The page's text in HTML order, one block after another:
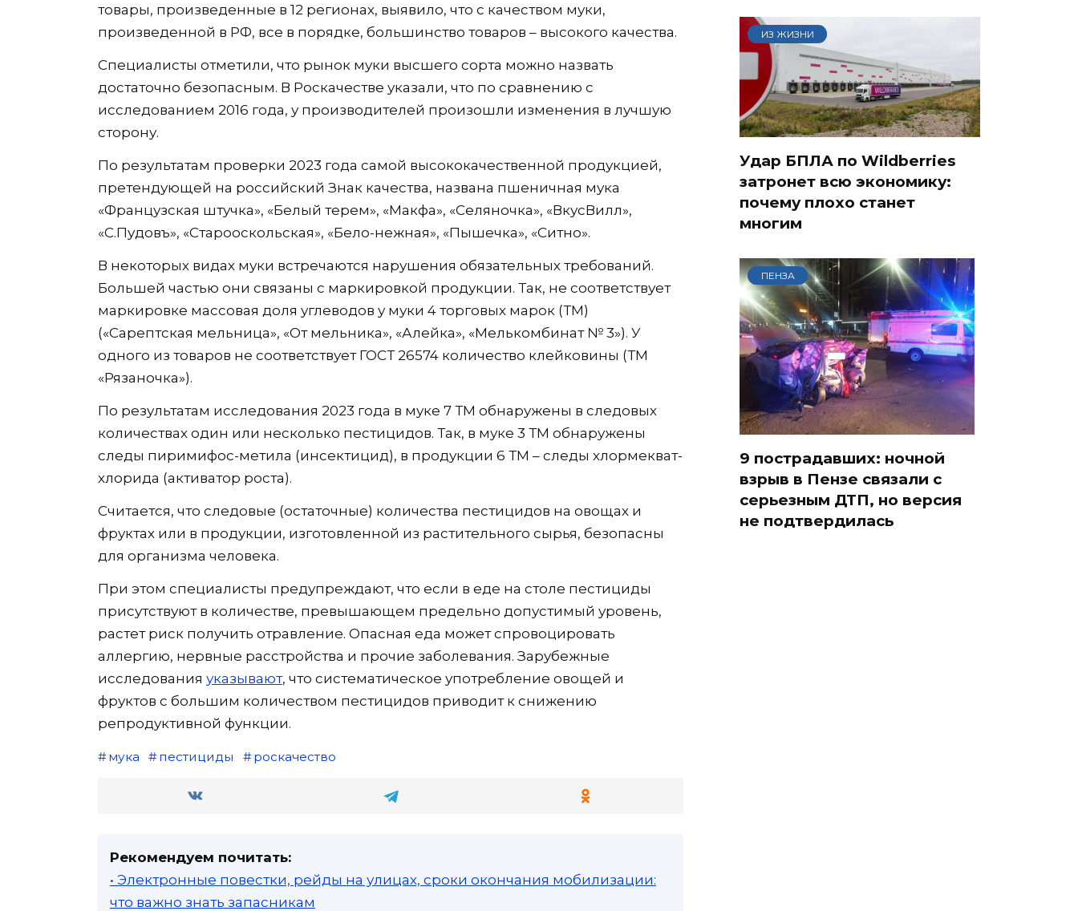
товары, произведенные в 12 регионах, выявило, что с качеством муки,
произведенной в РФ, все в порядке, большинство товаров – высокого качества.
Специалисты отметили, что рынок муки высшего сорта можно назвать
достаточно безопасным. В Роскачестве указали, что по сравнению с
исследованием 2016 года, у производителей произошли изменения в лучшую
сторону.
По результатам проверки 2023 года самой высококачественной продукцией,
претендующей на российский Знак качества, названа пшеничная мука
«Французская штучка», «Белый терем», «Макфа», «Селяночка», «ВкусВилл»,
«С.Пудовъ», «Старооскольская», «Бело-нежная», «Пышечка», «Ситно».
В некоторых видах муки встречаются нарушения обязательных требований.
Большей частью они связаны с маркировкой продукции. Так, не соответствует
маркировке массовая доля углеводов у муки 4 торговых марок (ТМ)
(«Сарептская мельница», «От мельника», «Алейка», «Мелькомбинат № 3»). У
одного из товаров не соответствует ГОСТ 26574 количество клейковины (ТМ
«Рязаночка»).
По результатам исследования 2023 года в муке 7 ТМ обнаружены в следовых
количествах один или несколько пестицидов. Так, в муке 3 ТМ обнаружены
следы пиримифос-метила (инсектицид), в продукции 6 ТМ – следы хлормекват-
хлорида (активатор роста).
Считается, что следовые (остаточные) количества пестицидов на овощах и
фруктах или в продукции, изготовленной из растительного сырья, безопасны
для организма человека.
При этом специалисты предупреждают, что если в еде на столе пестициды
присутствуют в количестве, превышающем предельно допустимый уровень,
растет риск получить отравление. Опасная еда может спровоцировать
аллергию, нервные расстройства и прочие заболевания. Зарубежные
исследования указывают, что систематическое употребление овощей и
фруктов с большим количеством пестицидов приводит к снижению
репродуктивной функции.
мука пестициды роскачество
Рекомендуем почитать:
• Электронные повестки, рейды на улицах, сроки окончания мобилизации:
что важно знать запасникам
ИЗ ЖИЗНИ
Удар БПЛА по Wildberries
затронет всю экономику:
почему плохо станет
многим
ПЕНЗА
9 пострадавших: ночной
взрыв в Пензе связали с
серьезным ДТП, но версия
не подтвердилась